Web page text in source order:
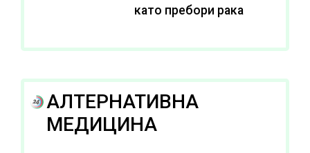
като пребори рака
АЛТЕРНАТИВНА
МЕДИЦИНА